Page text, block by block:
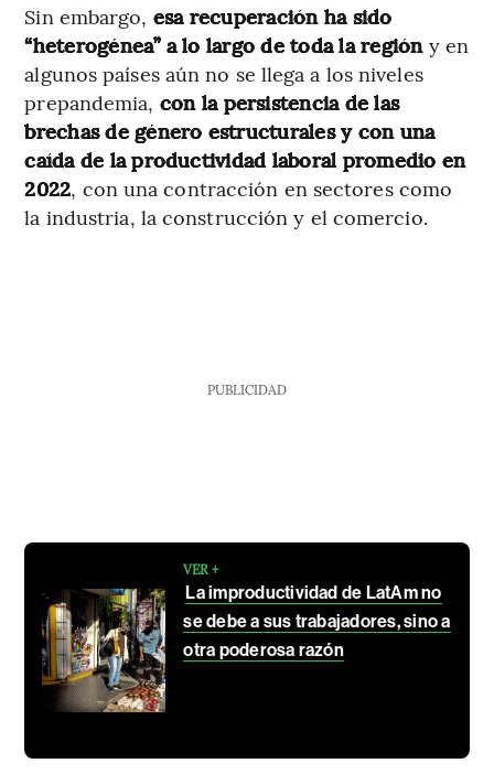
Sin embargo, esa recuperación ha sido
“heterogénea” a lo largo de toda la región y en
algunos países aún no se llega a los niveles
prepandemia, con la persistencia de las
brechas de género estructurales y con una
caída de la productividad laboral promedio en
2022, con una contracción en sectores como
la industria, la construcción y el comercio.
PUBLICIDAD
VER +
La improductividad de LatAm no
se debe a sus trabajadores, sino a
otra poderosa razón